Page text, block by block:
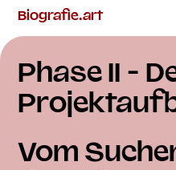
Phasen
Arbeitsdokument
Aktuelles
Über uns
Biografie.art
Phase II -
Vom